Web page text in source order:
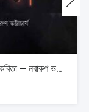
বুলেটপ্রুফ কবিতা – নবারুণ ভট্টাচার্য